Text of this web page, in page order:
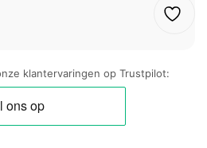
klantervaringen op Trustpilot: